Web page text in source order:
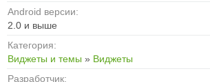
Android версии:
2.0 и выше
Категория:
Виджеты и темы » Виджеты
Разработчик: